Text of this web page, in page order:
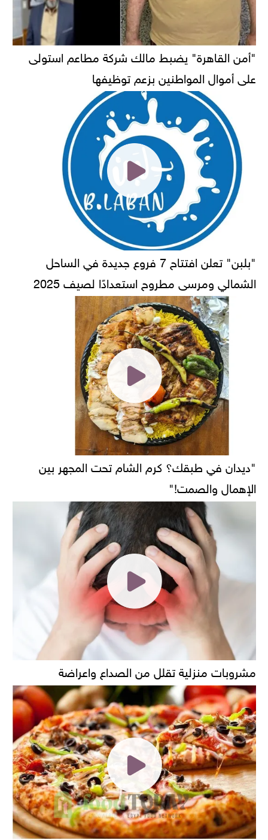
"أمن القاهرة" يضبط مالك شركة مطاعم استولى
على أموال المواطنين بزعم توظيفها
"بلبن" تعلن افتتاح 7 فروع جديدة في الساحل
الشمالي ومرسى مطروح استعدادًا لصيف 2025
"ديدان في طبقك؟ كرم الشام تحت المجهر بين
الإهمال والصمت!"
مشروبات منزلية تقلل من الصداع واعراضة